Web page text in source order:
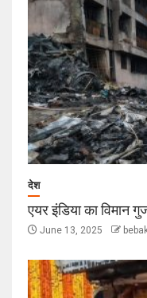
देश
एयर इंडिया का विमान
June 13, 2025